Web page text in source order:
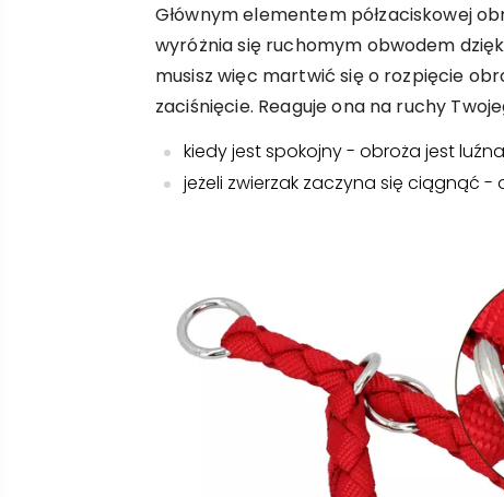
Głównym elementem półzaciskowej
wyróżnia się ruchomym obwodem
musisz więc martwić się o rozpięcie
zaciśnięcie. Reaguje ona na ruchy
kiedy jest spokojny - obroża jest
jeżeli zwierzak zaczyna się ciągnąć -